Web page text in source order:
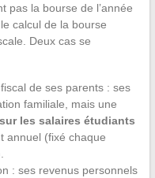
pas la bourse de l’année
calcul de la bourse
Deux cas se
de ses parents : ses
familiale, mais une
les salaires étudiants
annuel (fixé chaque
: ses revenus personnels